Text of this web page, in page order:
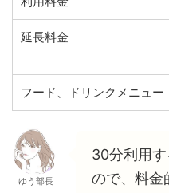
延長料金
フード、ドリンクメニュー
ゆう部長
30分利用す
ので、料金